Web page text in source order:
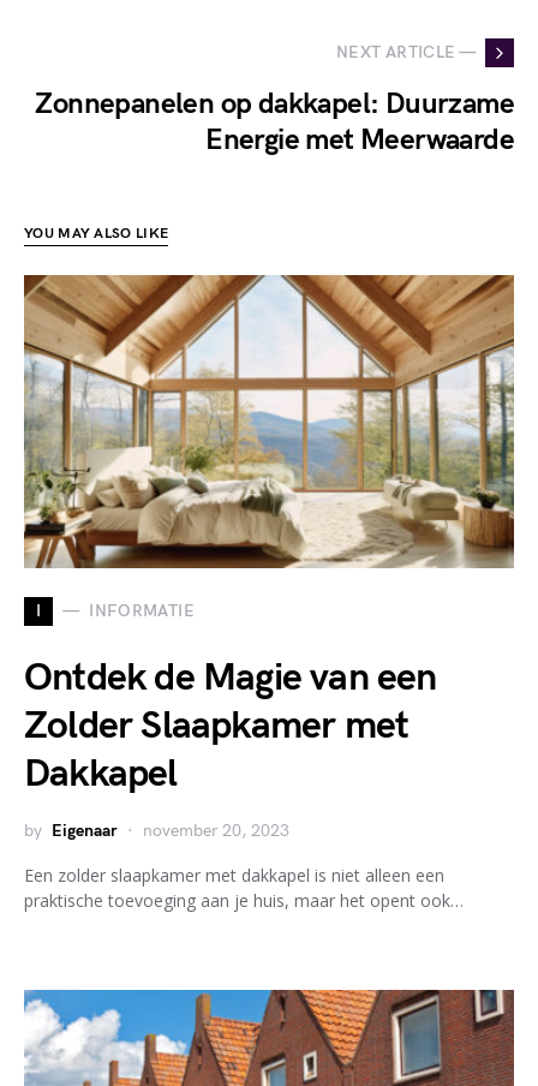
NEXT ARTICLE —
Zonnepanelen op dakkapel: Duurzame
Energie met Meerwaarde
YOU MAY ALSO LIKE
I INFORMATIE
Ontdek de Magie van een
Zolder Slaapkamer met
Dakkapel
by Eigenaar november 20, 2023
Een zolder slaapkamer met dakkapel is niet alleen een
praktische toevoeging aan je huis, maar het opent ook…